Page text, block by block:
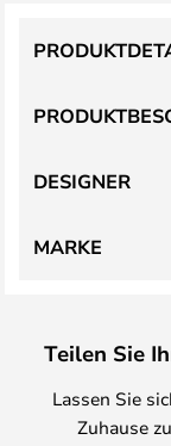
DESIGNER
MARKE
Teilen Sie
Lassen Sie
Zuhause